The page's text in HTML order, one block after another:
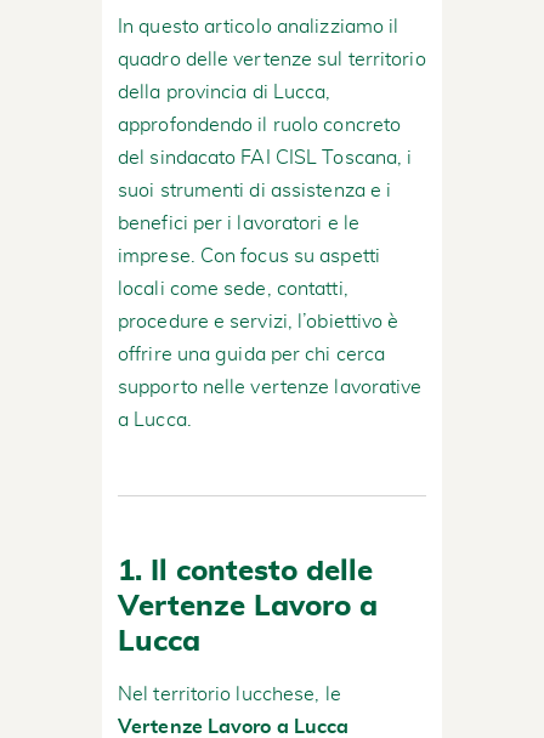
In questo articolo analizziamo il
quadro delle vertenze sul territorio
della provincia di Lucca,
approfondendo il ruolo concreto
del sindacato FAI CISL Toscana, i
suoi strumenti di assistenza e i
benefici per i lavoratori e le
imprese. Con focus su aspetti
locali come sede, contatti,
procedure e servizi, l’obiettivo è
offrire una guida per chi cerca
supporto nelle vertenze lavorative
a Lucca.
1. Il contesto delle
Vertenze Lavoro a
Lucca
Nel territorio lucchese, le
Vertenze Lavoro a Lucca